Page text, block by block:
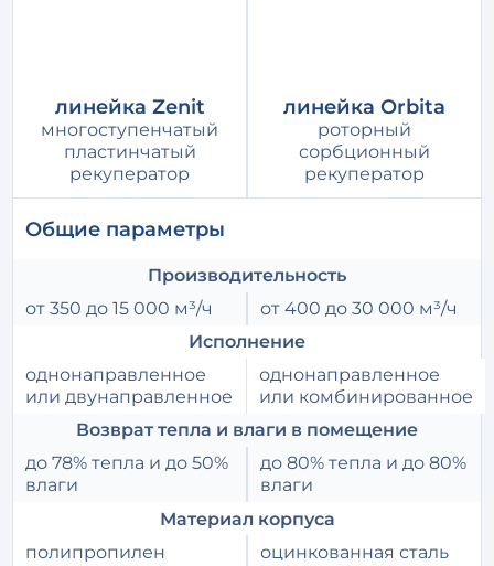
линейка Zenit
многоступенчатый
пластинчатый
рекуператор
линейка Orbita
роторный
сорбционный
рекуператор
Общие параметры
Производительность
от 350 до 15 000 м³/ч
от 400 до 30 000 м³/ч
Исполнение
однонаправленное
или двунаправленное
однонаправленное
или комбинированное
Возврат тепла и влаги в помещение
до 78% тепла и до 50%
влаги
до 80% тепла и до 80%
влаги
Материал корпуса
полипропилен
оцинкованная сталь